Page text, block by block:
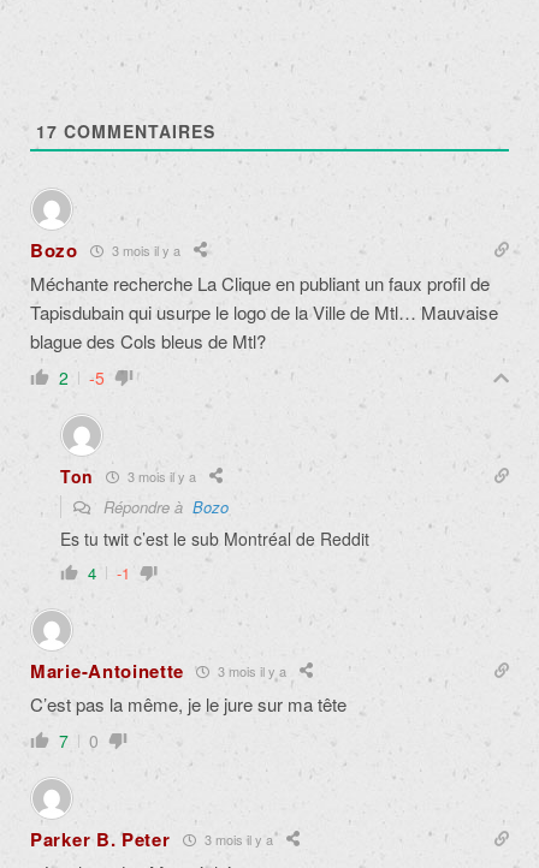
17 COMMENTAIRES
Bozo 3 mois il y a
Méchante recherche La Clique en publiant un faux profil de
Tapisdubain qui usurpe le logo de la Ville de Mtl… Mauvaise
blague des Cols bleus de Mtl?
2 -5
Ton 3 mois il y a
Répondre à Bozo
Es tu twit c’est le sub Montréal de Reddit
4 -1
Marie-Antoinette 3 mois il y a
C’est pas la même, je le jure sur ma tête
7 0
Parker B. Peter 3 mois il y a